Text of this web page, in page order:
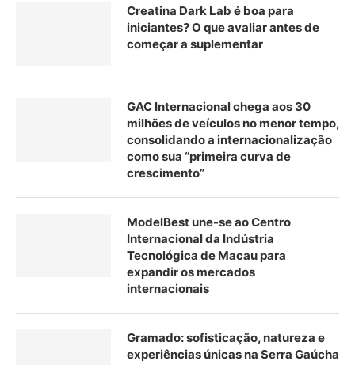
Creatina Dark Lab é boa para
iniciantes? O que avaliar antes de
começar a suplementar
GAC Internacional chega aos 30
milhões de veículos no menor tempo,
consolidando a internacionalização
como sua “primeira curva de
crescimento”
ModelBest une-se ao Centro
Internacional da Indústria
Tecnológica de Macau para
expandir os mercados
internacionais
Gramado: sofisticação, natureza e
experiências únicas na Serra Gaúcha